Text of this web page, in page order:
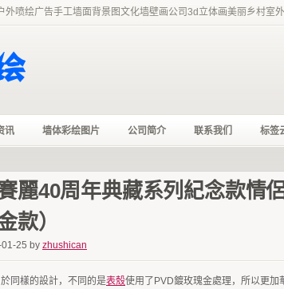
外喷绘广告手工墙面背景图文化墙壁画公司3d立体画美丽乡村室
讯 墙体彩绘图片 公司简介 联系我们 标签
麗40周年典藏系列紀念款情
款）
25 by zhushican
樣的設計，不同的是表殼使用了PVD鍍玫瑰金處理，所以更加